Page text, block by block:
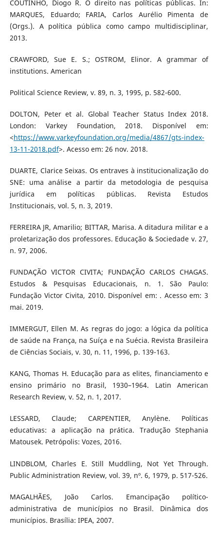
COUTINHO, Diogo R. O direito nas políticas públicas. In:
MARQUES, Eduardo; FARIA, Carlos Aurélio Pimenta de
(Orgs.). A política pública como campo multidisciplinar,
2013.
CRAWFORD, Sue E. S.; OSTROM, Elinor. A grammar of
institutions. American
Political Science Review, v. 89, n. 3, 1995, p. 582-600.
DOLTON, Peter et al. Global Teacher Status Index 2018.
London: Varkey Foundation, 2018. Disponível em:
<https://www.varkeyfoundation.org/media/4867/gts-index-
13-11-2018.pdf>. Acesso em: 26 nov. 2018.
DUARTE, Clarice Seixas. Os entraves à institucionalização do
SNE: uma análise a partir da metodologia de pesquisa
jurídica em políticas públicas. Revista Estudos
Institucionais, vol. 5, n. 3, 2019.
FERREIRA JR, Amarilio; BITTAR, Marisa. A ditadura militar e a
proletarização dos professores. Educação & Sociedade v. 27,
n. 97, 2006.
FUNDAÇÃO VICTOR CIVITA; FUNDAÇÃO CARLOS CHAGAS.
Estudos & Pesquisas Educacionais, n. 1. São Paulo:
Fundação Victor Civita, 2010. Disponível em: . Acesso em: 3
mai. 2019.
IMMERGUT, Ellen M. As regras do jogo: a lógica da política
de saúde na França, na Suíça e na Suécia. Revista Brasileira
de Ciências Sociais, v. 30, n. 11, 1996, p. 139-163.
KANG, Thomas H. Educação para as elites, financiamento e
ensino primário no Brasil, 1930–1964. Latin American
Research Review, v. 52, n. 1, 2017.
LESSARD, Claude; CARPENTIER, Anylène. Políticas
educativas: a aplicação na prática. Tradução Stephania
Matousek. Petrópolis: Vozes, 2016.
LINDBLOM, Charles E. Still Muddling, Not Yet Through.
Public Administration Review, vol. 39, nº. 6, 1979, p. 517-526.
MAGALHÃES, João Carlos. Emancipação político-
administrativa de municípios no Brasil. Dinâmica dos
municípios. Brasília: IPEA, 2007.